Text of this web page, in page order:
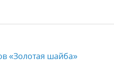
«Золотая шайба»